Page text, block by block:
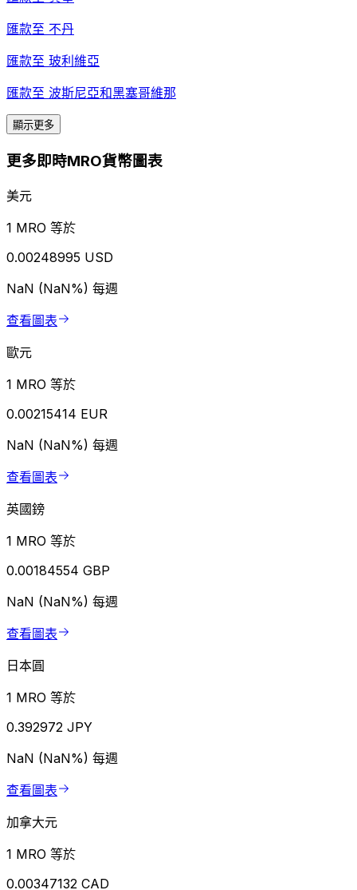
匯款至 不丹
匯款至 玻利維亞
匯款至 波斯尼亞和黑塞哥維那
顯示更多
更多即時MRO貨幣圖表
美元
1 MRO 等於
0.00248995 USD
NaN (NaN%) 每週
查看圖表
歐元
1 MRO 等於
0.00215414 EUR
NaN (NaN%) 每週
查看圖表
英國鎊
1 MRO 等於
0.00184554 GBP
NaN (NaN%) 每週
查看圖表
日本圓
1 MRO 等於
0.392972 JPY
NaN (NaN%) 每週
查看圖表
加拿大元
1 MRO 等於
0.00347132 CAD